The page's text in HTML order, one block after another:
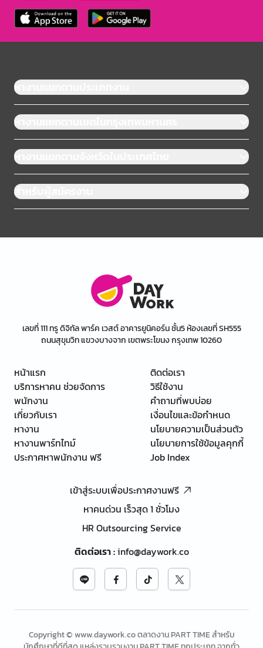
หางานแยกตามประเภทงาน
หางานแยกตามเขตในกรุงเทพมหานคร
หางานแยกตามจังหวัดในประเทศไทย
สำหรับผู้สมัครงาน
เลขที่ 111 ทรู ดิจิทัล พาร์ค เวสต์ อาคารยูนิคอร์น ชั้น5 ห้องเลขที่ SH555
ถนนสุขุมวิท แขวงบางจาก เขตพระโขนง กรุงเทพ 10260
หน้าแรก
บริการหาคน ช่วยจัดการ
พนักงาน
เกี่ยวกับเรา
หางาน
หางานพาร์ทไทม์
ประกาศหาพนักงาน ฟรี
ติดต่อเรา
วิธีใช้งาน
คำถามที่พบบ่อย
เงื่อนไขและข้อกำหนด
นโยบายความเป็นส่วนตัว
นโยบายการใช้ข้อมูลคุกกี้
Job Index
เข้าสู่ระบบเพื่อประกาศงานฟรี
หาคนด่วน เร็วสุด 1 ชั่วโมง
HR Outsourcing Service
ติดต่อเรา:info@daywork.co
Copyright © www.daywork.co ตลาดงาน PART TIME สำหรับ